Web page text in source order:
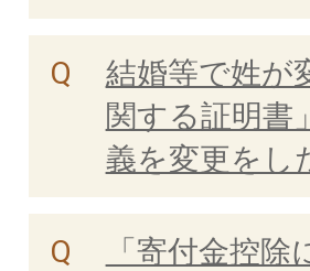
結婚等で姓が
関する証明書
義を変更をし
「寄付金控